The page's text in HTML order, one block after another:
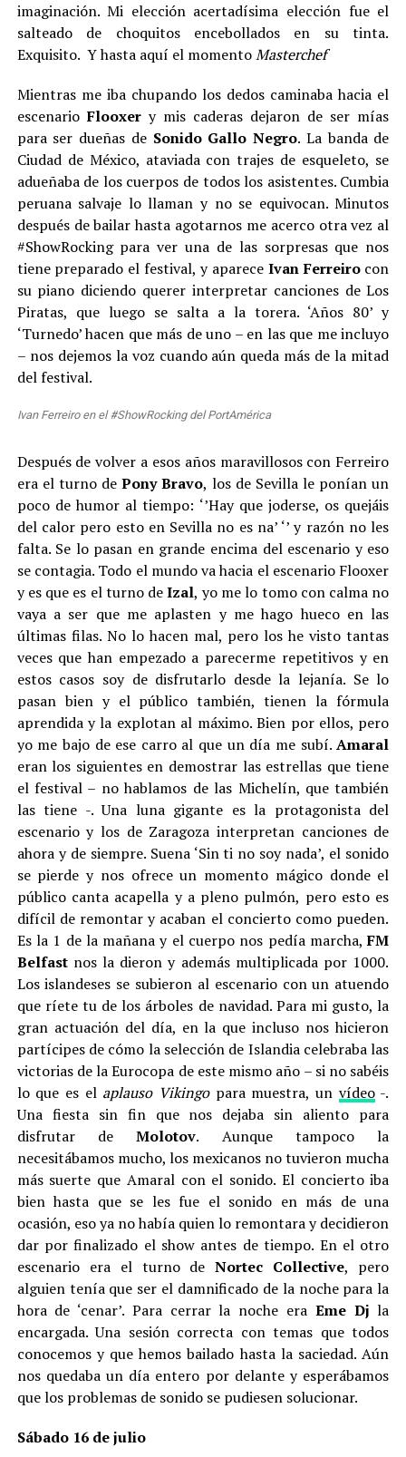
imaginación. Mi elección acertadísima elección fue el
salteado de choquitos encebollados en su tinta.
Exquisito. Y hasta aquí el momentoMasterchef
Mientras me iba chupando los dedos caminaba hacia el
escenarioFlooxery mis caderas dejaron de ser mías
para ser dueñas de Sonido Gallo Negro. La banda de
Ciudad de México, ataviada con trajes de esqueleto, se
adueñaba de los cuerpos de todos los asistentes. Cumbia
peruana salvaje lo llaman y no se equivocan. Minutos
después de bailar hasta agotarnos me acerco otra vez al
#ShowRocking para ver una de las sorpresas que nos
tiene preparado el festival, y aparece Ivan Ferreirocon
su piano diciendo querer interpretar canciones de Los
Piratas, que luego se salta a la torera. ‘Años 80’ y
‘Turnedo’ hacen que más de uno – en las que me incluyo
– nos dejemos la voz cuando aún queda más de la mitad
del festival.
Ivan Ferreiro en el #ShowRocking del PortAmérica
Después de volver a esos años maravillosos con Ferreiro
era el turno dePony Bravo, los de Sevilla le ponían un
poco de humor al tiempo: ‘’Hay que joderse, os quejáis
del calor pero esto en Sevilla no es na’ ‘’ y razón no les
falta. Se lo pasan en grande encima del escenario y eso
se contagia. Todo el mundo va hacia el escenario Flooxer
y es que es el turno deIzal, yo me lo tomo con calma no
vaya a ser que me aplasten y me hago hueco en las
últimas filas. No lo hacen mal, pero los he visto tantas
veces que han empezado a parecerme repetitivos y en
estos casos soy de disfrutarlo desde la lejanía. Se lo
pasan bien y el público también, tienen la fórmula
aprendida y la explotan al máximo. Bien por ellos, pero
yo me bajo de ese carro al que un día me subí.Amaral
eran los siguientes en demostrar las estrellas que tiene
el festival – no hablamos de las Michelín, que también
las tiene -. Una luna gigante es la protagonista del
escenario y los de Zaragoza interpretan canciones de
ahora y de siempre. Suena ‘Sin ti no soy nada’, el sonido
se pierde y nos ofrece un momento mágico donde el
público canta acapella y a pleno pulmón, pero esto es
difícil de remontar y acaban el concierto como pueden.
Es la 1 de la mañana y el cuerpo nos pedía marcha,FM
Belfastnos la dieron y además multiplicada por 1000.
Los islandeses se subieron al escenario con un atuendo
que ríete tu de los árboles de navidad. Para mi gusto, la
gran actuación del día, en la que incluso nos hicieron
partícipes de cómo la selección de Islandia celebraba las
victorias de la Eurocopa de este mismo año – si no sabéis
lo que es el aplauso Vikingopara muestra, un vídeo-.
Una fiesta sin fin que nos dejaba sin aliento para
disfrutar deMolotov. Aunque tampoco la
necesitábamos mucho, los mexicanos no tuvieron mucha
más suerte que Amaral con el sonido. El concierto iba
bien hasta que se les fue el sonido en más de una
ocasión, eso ya no había quien lo remontara y decidieron
dar por finalizado el show antes de tiempo. En el otro
escenario era el turno deNortec Collective, pero
alguien tenía que ser el damnificado de la noche para la
hora de ‘cenar’. Para cerrar la noche era Eme Dj la
encargada. Una sesión correcta con temas que todos
conocemos y que hemos bailado hasta la saciedad. Aún
nos quedaba un día entero por delante y esperábamos
que los problemas de sonido se pudiesen solucionar.
Sábado 16 de julio